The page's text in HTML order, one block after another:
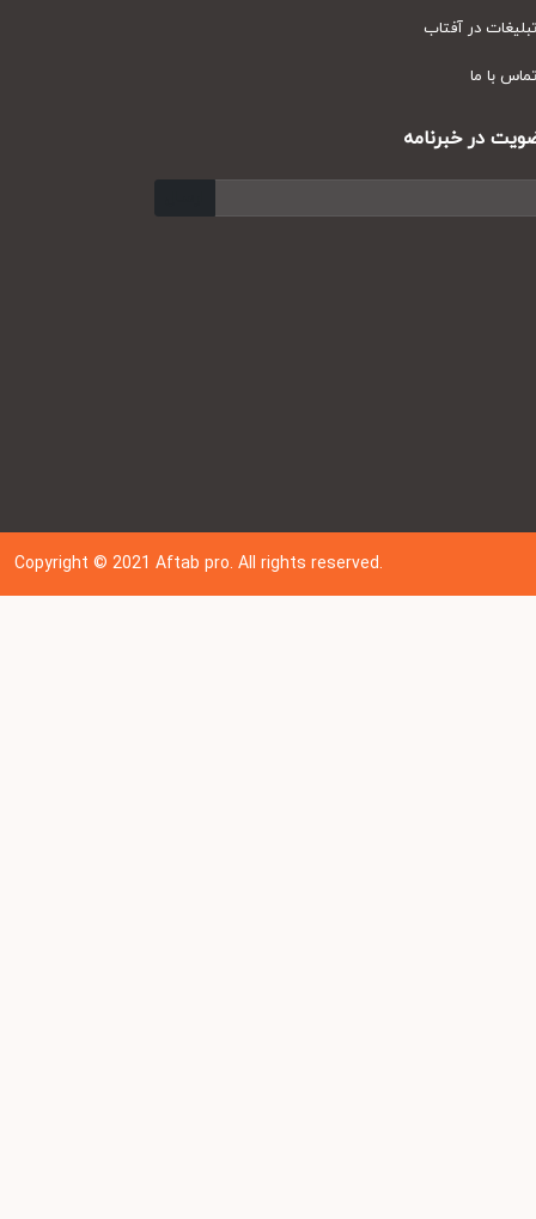
در آفتاب
با ما
در خبرنامه
Copyright © 202 1Aftab pro. All rights reserved.